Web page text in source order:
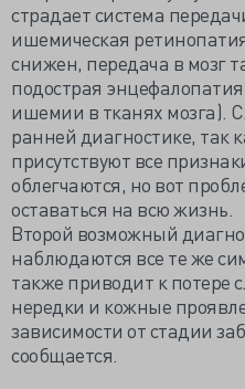
страдает система
ишемическая
снижен, передача в мозг
подострая
ишемии в тканях мозга).
ранней диагностике, так
присутствуют все
облегчаются, но вот
оставаться на всю жизнь.
Второй возможный
наблюдаются все те же
также приводит к потере
нередки и кожные
зависимости от стадии
сообщается.